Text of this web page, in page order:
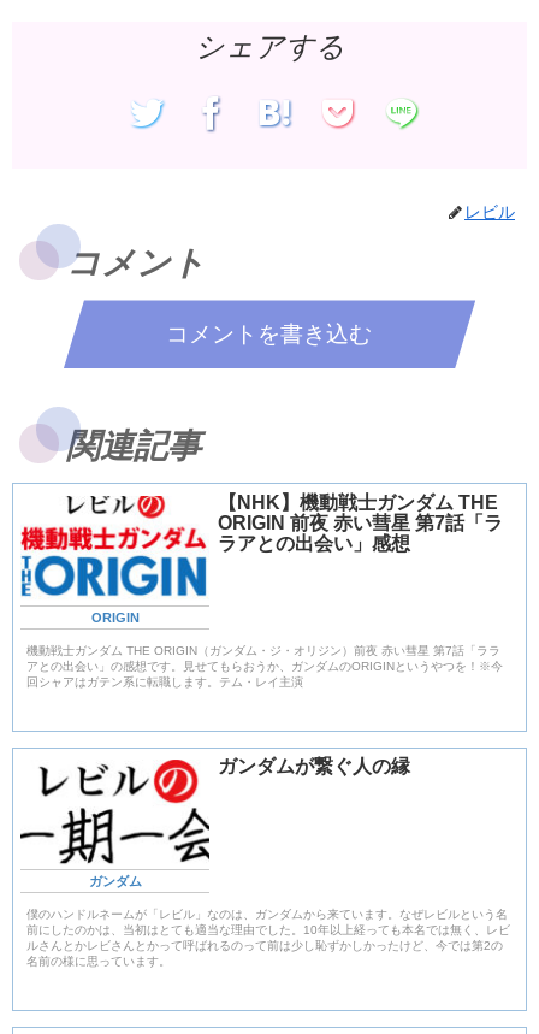
シェアする
レビル
コメント
コメントを書き込む
関連記事
ORIGIN
【NHK】機動戦士ガンダム THE
ORIGIN 前夜 赤い彗星 第7話「ラ
ラアとの出会い」感想
機動戦士ガンダム THE ORIGIN（ガンダム・ジ・オリジン）前夜 赤い彗星 第7話「ララ
アとの出会い」の感想です。見せてもらおうか、ガンダムのORIGINというやつを！※今
回シャアはガテン系に転職します。テム・レイ主演
ガンダム
ガンダムが繋ぐ人の縁
僕のハンドルネームが「レビル」なのは、ガンダムから来ています。なぜレビルという名
前にしたのかは、当初はとても適当な理由でした。10年以上経っても本名では無く、レビ
ルさんとかレビさんとかって呼ばれるのって前は少し恥ずかしかったけど、今では第2の
名前の様に思っています。